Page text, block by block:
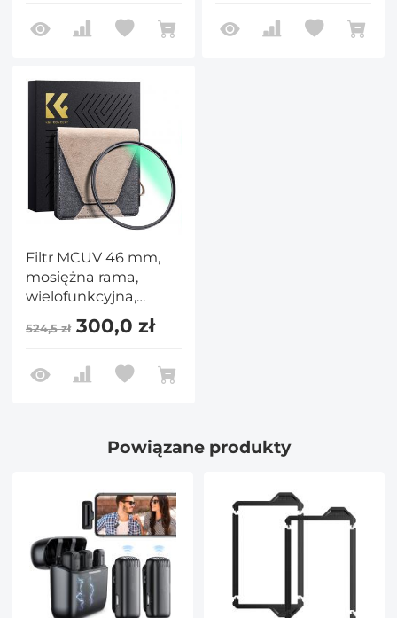
folia antyrefleksyjna,
folia antyrefleksyjna,
Filtr MCUV 46 mm,
mosiężna rama,
wielofunkcyjna,
ultracienka mosiężna
rama HD, 36-
folia antyrefleksyjna,
524,5 zł300,0 zł
Powiązane produkty